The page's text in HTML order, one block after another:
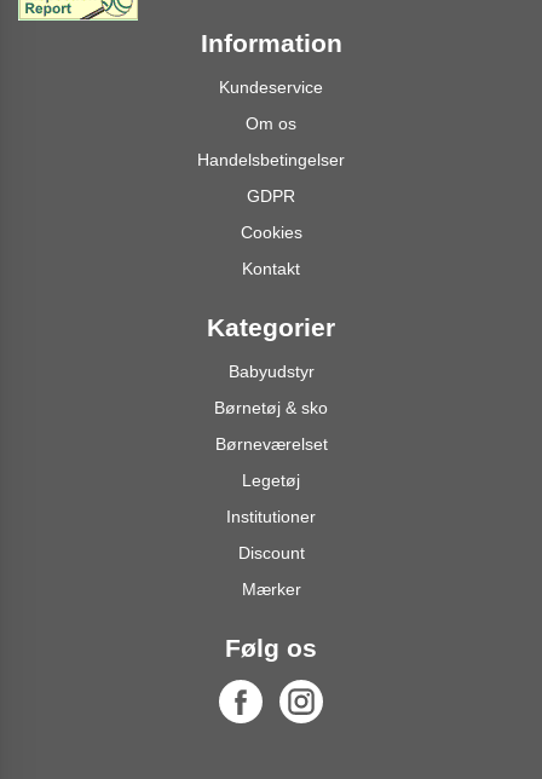
Information
Kundeservice
Om os
Handelsbetingelser
GDPR
Cookies
Kontakt
Kategorier
Babyudstyr
Børnetøj & sko
Børneværelset
Legetøj
Institutioner
Discount
Mærker
Følg os